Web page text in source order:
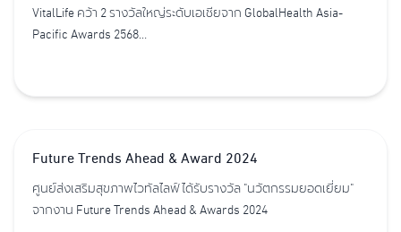
VitalLife คว้า 2 รางวัลใหญ่ระดับเอเชียจาก GlobalHealth Asia-
Pacific Awards 2568
ชะลอวัยในระดับภูมิภาค
Future Trends Ahead & Award 2024
ศูนย์ส่งเสริมสุขภาพไวทัลไลฟ์ ได้รับรางวัล "นวัตกรรมยอดเยี่ยม"
จากงาน Future Trends Ahead & Awards 2024